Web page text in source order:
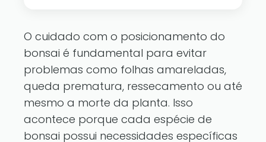
O cuidado com o posicionamento do
bonsai é fundamental para evitar
problemas como folhas amareladas,
queda prematura, ressecamento ou até
mesmo a morte da planta. Isso
acontece porque cada espécie de
bonsai possui necessidades específicas